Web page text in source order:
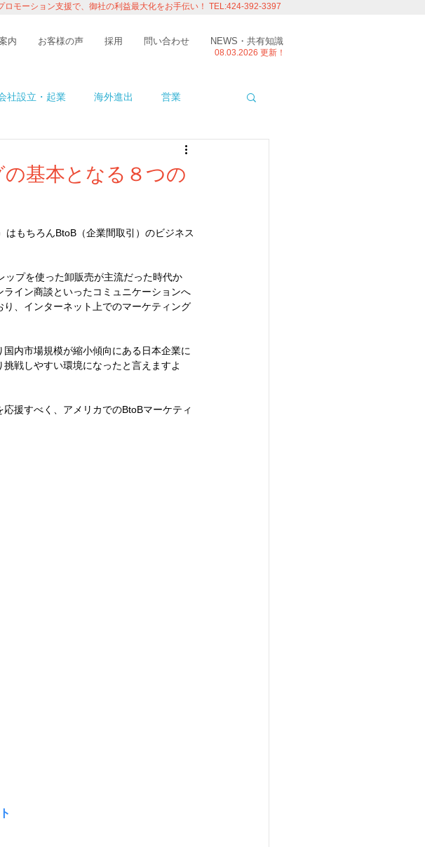
モーション支援で、御社の利益最大化をお手伝い！ TEL:424-392-3397
内 お客様の声 採用 問い合わせ NEWS・共有知識
08.03.2026 更新！
社設立・起業 海外進出 営業
ITエンジニアの視点
基本となる８つの
もちろんBtoB（企業間取引）のビジネス
プを使った卸販売が主流だった時代か
イン商談といったコミュニケーションへ
、インターネット上でのマーケティング
内市場規模が縮⼩傾向にある⽇本企業に
戦しやすい環境になったと⾔えますよ
援すべく、アメリカでのBtoBマーケティ